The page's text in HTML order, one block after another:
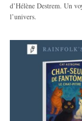
d’Hélène Destrem. Un
l’univers.